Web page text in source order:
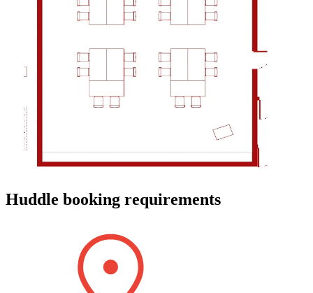
Huddle booking requirements